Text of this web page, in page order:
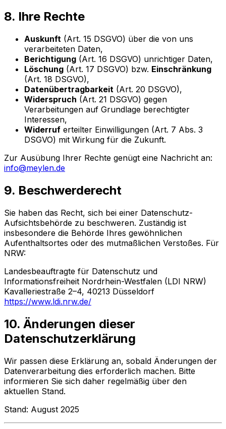
8. Ihre Rechte
Auskunft (Art. 15 DSGVO) über die von uns
verarbeiteten Daten,
Berichtigung (Art. 16 DSGVO) unrichtiger Daten,
Löschung (Art. 17 DSGVO) bzw. Einschränkung
(Art. 18 DSGVO),
Datenübertragbarkeit (Art. 20 DSGVO),
Widerspruch (Art. 21 DSGVO) gegen
Verarbeitungen auf Grundlage berechtigter
Interessen,
Widerruf erteilter Einwilligungen (Art. 7 Abs. 3
DSGVO) mit Wirkung für die Zukunft.
Zur Ausübung Ihrer Rechte genügt eine Nachricht an:
info@meylen.de
9. Beschwerderecht
Sie haben das Recht, sich bei einer Datenschutz-
Aufsichtsbehörde zu beschweren. Zuständig ist
insbesondere die Behörde Ihres gewöhnlichen
Aufenthaltsortes oder des mutmaßlichen Verstoßes. Für
NRW:
Landesbeauftragte für Datenschutz und
Informationsfreiheit Nordrhein-Westfalen (LDI NRW)
Kavalleriestraße 2–4, 40213 Düsseldorf
https://www.ldi.nrw.de/
10. Änderungen dieser
Datenschutzerklärung
Wir passen diese Erklärung an, sobald Änderungen der
Datenverarbeitung dies erforderlich machen. Bitte
informieren Sie sich daher regelmäßig über den
aktuellen Stand.
Stand: August 2025